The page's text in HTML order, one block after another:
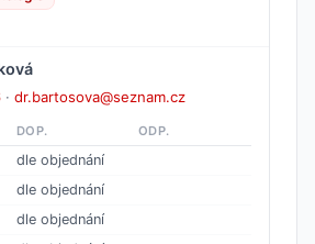
· dr.bartosova@seznam.cz
DOP. ODP.
dle objednání
dle objednání
dle objednání